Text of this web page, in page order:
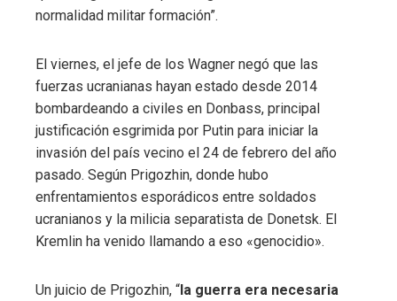
normalidad militar formación”.
El viernes, el jefe de los Wagner negó que las
fuerzas ucranianas hayan estado desde 2014
bombardeando a civiles en Donbass, principal
justificación esgrimida por Putin para iniciar la
invasión del país vecino el 24 de febrero del año
pasado. Según Prigozhin, donde hubo
enfrentamientos esporádicos entre soldados
ucranianos y la milicia separatista de Donetsk. El
Kremlin ha venido llamando a eso «genocidio».
Un juicio de Prigozhin, “la guerra era necesaria